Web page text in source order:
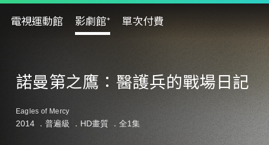
電視運動館 影劇館⁺ 單次付費
諾曼第之鷹：醫護兵的戰場日記
Eagles of Mercy
2014 ． 普遍級 ．HD畫質 ．全1集